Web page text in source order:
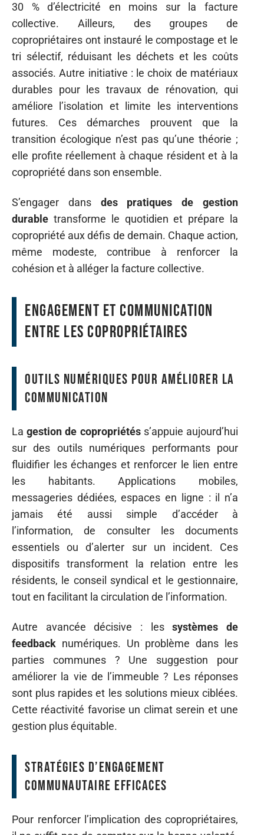
30 % d’électricité en moins sur la facture
collective. Ailleurs, des groupes de
copropriétaires ont instauré le compostage et le
tri sélectif, réduisant les déchets et les coûts
associés. Autre initiative : le choix de matériaux
durables pour les travaux de rénovation, qui
améliore l’isolation et limite les interventions
futures. Ces démarches prouvent que la
transition écologique n’est pas qu’une théorie ;
elle profite réellement à chaque résident et à la
copropriété dans son ensemble.
S’engager dans des pratiques de gestion
durable transforme le quotidien et prépare la
copropriété aux défis de demain. Chaque action,
même modeste, contribue à renforcer la
cohésion et à alléger la facture collective.
Engagement et communication
entre les copropriétaires
Outils numériques pour améliorer la
communication
Lagestion de copropriétéss’appuie aujourd’hui
sur des outils numériques performants pour
fluidifier les échanges et renforcer le lien entre
les habitants. Applications mobiles,
messageries dédiées, espaces en ligne : il n’a
jamais été aussi simple d’accéder à
l’information, de consulter les documents
essentiels ou d’alerter sur un incident. Ces
dispositifs transforment la relation entre les
résidents, le conseil syndical et le gestionnaire,
tout en facilitant la circulation de l’information.
Autre avancée décisive : lessystèmes de
feedback numériques. Un problème dans les
parties communes ? Une suggestion pour
améliorer la vie de l’immeuble ? Les réponses
sont plus rapides et les solutions mieux ciblées.
Cette réactivité favorise un climat serein et une
gestion plus équitable.
Stratégies d’engagement
communautaire efficaces
Pour renforcer l’implication des copropriétaires,